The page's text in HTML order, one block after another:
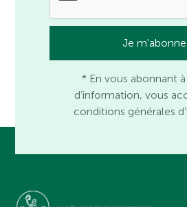
* En vous abonnant
d’information, vous
conditions générales